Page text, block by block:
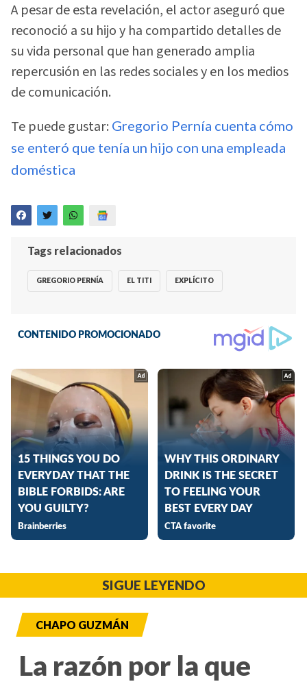
A pesar de esta revelación, el actor aseguró que
reconoció a su hijo y ha compartido detalles de
su vida personal que han generado amplia
repercusión en las redes sociales y en los medios
de comunicación.
Te puede gustar: Gregorio Pernía cuenta cómo
se enteró que tenía un hijo con una empleada
doméstica
Tags relacionados
GREGORIO PERNÍA EL TITI EXPLÍCITO
SIGUE LEYENDO
CHAPO GUZMÁN
La razón por la que